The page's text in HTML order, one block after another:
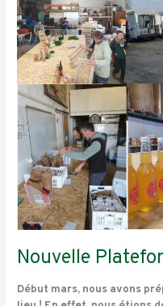
Nouvelle
Début mars, nous avons